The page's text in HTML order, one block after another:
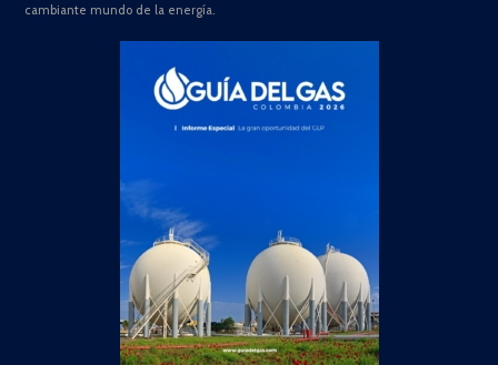
cambiante mundo de la energía.